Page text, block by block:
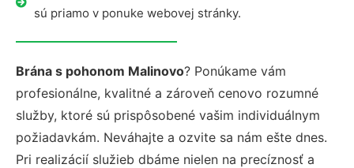
sú priamo v ponuke webovej stránky.
Brána s pohonom Malinovo? Ponúkame vám
profesionálne, kvalitné a zároveň cenovo rozumné
služby, ktoré sú prispôsobené vašim individuálnym
požiadavkám. Neváhajte a ozvite sa nám ešte dnes.
Pri realizácií služieb dbáme nielen na precíznosť a